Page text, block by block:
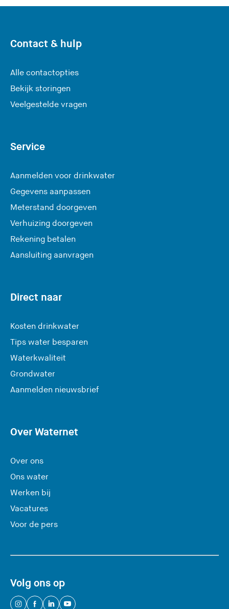
Contact & hulp
Alle contactopties
Bekijk storingen
Veelgestelde vragen
Service
Aanmelden voor drinkwater
Gegevens aanpassen
Meterstand doorgeven
Verhuizing doorgeven
Rekening betalen
Aansluiting aanvragen
Direct naar
Kosten drinkwater
Tips water besparen
Waterkwaliteit
Grondwater
Aanmelden nieuwsbrief(
Over Waternet
Over ons
Ons water
Werken bij
Vacatures
Voor de pers
Volg ons op